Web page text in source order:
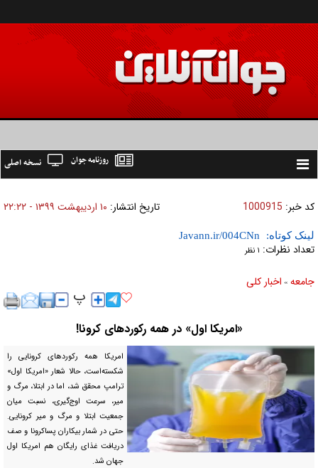
Toggle
نسخه اصلی روزنامه جوان
کد خبر: 1000915 تاریخ انتشار: ۱۰ ارديبهشت ۱۳۹۹ - ۲۲:۲۲
لینک کوتاه:
تعداد نظرات: ۱ نظر
جامعه » اخبار كلی
«امریکا اول» در همه رکورد‌های کرونا!
امریکا همه رکورد‌های کرونایی را
شکسته‌است، حالا شعار «امریکا اول»
ترامپ محقق شد، اما در ابتلا، مرگ و
میر، سرعت اوج‌گیری، نسبت میان
جمعیت ابتلا و مرگ و میر کرونایی.
حتی در شمار بیکاران پساکرونا و صف
دریافت غذای رایگان هم امریکا اول
جهان شد.